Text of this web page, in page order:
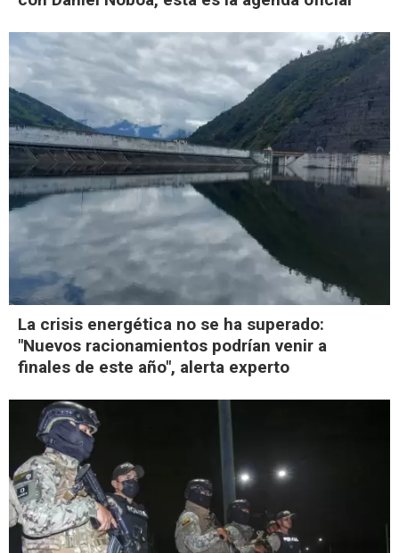
La crisis energética no se ha superado:
"Nuevos racionamientos podrían venir a
finales de este año", alerta experto